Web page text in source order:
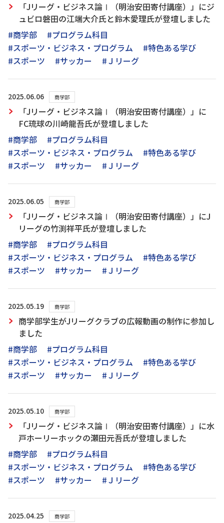
「Jリーグ・ビジネス論Ⅰ（明治安田寄付講座）」にジ
ュビロ磐田の江端大介氏と鈴木愛理氏が登壇しました
#商学部
#プログラム科目
#スポーツ・ビジネス・プログラム
#特色ある学び
#スポーツ
#サッカー #Ｊリーグ
2025.06.06 商学部
「Jリーグ・ビジネス論Ⅰ（明治安田寄付講座）」に
FC琉球の川崎龍吾氏が登壇しました
#商学部
#プログラム科目
#スポーツ・ビジネス・プログラム
#特色ある学び
#スポーツ
#サッカー #Ｊリーグ
2025.06.05 商学部
「Jリーグ・ビジネス論Ⅰ（明治安田寄付講座）」にJ
リーグの竹渕祥平氏が登壇しました
#商学部
#プログラム科目
#スポーツ・ビジネス・プログラム
#特色ある学び
#スポーツ
#サッカー #Ｊリーグ
2025.05.19 商学部
商学部学生がJリーグクラブの広報動画の制作に参加し
ました
#商学部
#プログラム科目
#スポーツ・ビジネス・プログラム
#特色ある学び
#スポーツ
#サッカー #Ｊリーグ
2025.05.10 商学部
「Jリーグ・ビジネス論Ⅰ（明治安田寄付講座）」に水
戸ホーリーホックの瀬田元吾氏が登壇しました
#商学部
#プログラム科目
#スポーツ・ビジネス・プログラム
#特色ある学び
#スポーツ
#サッカー #Ｊリーグ
2025.04.25 商学部